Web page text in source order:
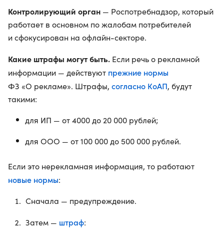
Контролирующий орган — Роспотребнадзор, который
работает в основном по жалобам потребителей
и сфокусирован на офлайн-секторе.
Какие штрафы могут быть. Если речь о рекламной
информации — действуют прежние нормы
ФЗ «О рекламе». Штрафы, согласно КоАП, будут
такими:
для ИП — от 4000 до 20 000 рублей;
для ООО — от 100 000 до 500 000 рублей.
Если это нерекламная информация, то работают
новые нормы:
Сначала — предупреждение.
Затем — штраф: